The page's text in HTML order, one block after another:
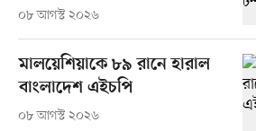
০৮ আগস্ট ২০২৬
মালয়েশিয়াকে ৮৯ রানে হারাল
বাংলাদেশ এইচপি
০৮ আগস্ট ২০২৬